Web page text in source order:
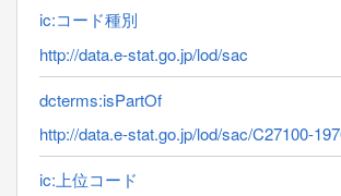
ic:コード種別
http://data.e-stat.go.jp/lod/sac
dcterms:isPartOf
http://data.e-stat.go.jp/lod/sac/C27100-
ic:上位コード